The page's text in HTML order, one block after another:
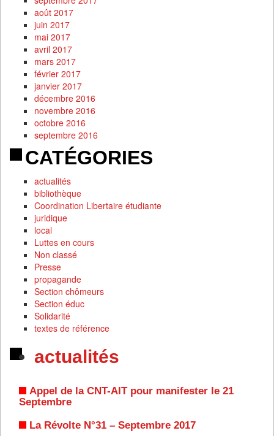
août 2017
juin 2017
mai 2017
avril 2017
mars 2017
février 2017
janvier 2017
décembre 2016
novembre 2016
octobre 2016
septembre 2016
CATÉGORIES
actualités
bibliothèque
Coordination Libertaire étudiante
juridique
local
Luttes en cours
Non classé
Presse
propagande
Section chômeurs
Section éduc
Solidarité
textes de référence
actualités
Appel de la CNT-AIT pour manifester le 21
Septembre
La Révolte N°31 – Septembre 2017